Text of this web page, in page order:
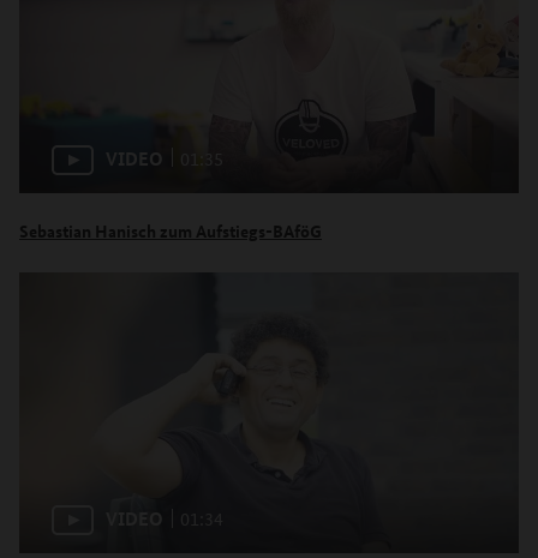
Sebastian Hanisch zum Aufstiegs-BAföG
VIDEO
VIDEO